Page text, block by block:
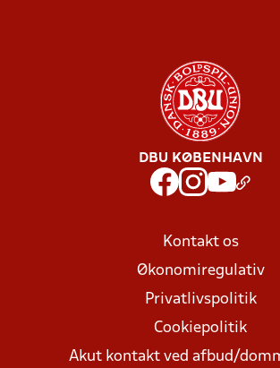
DBU KØBENHAVN
Kontakt os
Økonomiregulativ
Privatlivspolitik
Cookiepolitik
Akut kontakt ved afbud/